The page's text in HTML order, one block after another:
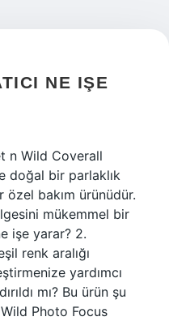
NE IŞE
n Wild Coverall
doğal bir parlaklık
bakım ürünüdür.
mükemmel bir
işe yarar? 2.
renk aralığı
yardımcı
mı? Bu ürün şu
Photo Focus